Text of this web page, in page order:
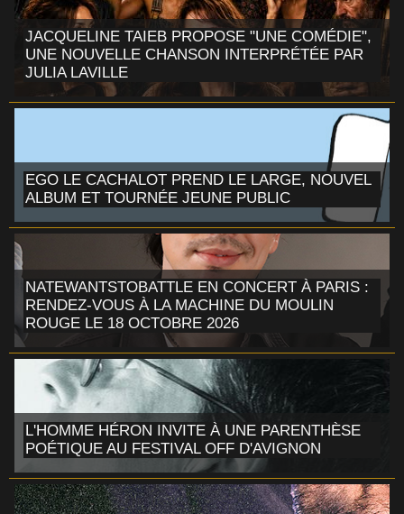
JACQUELINE TAIEB PROPOSE "UNE COMÉDIE",
UNE NOUVELLE CHANSON INTERPRÉTÉE PAR
JULIA LAVILLE
EGO LE CACHALOT PREND LE LARGE, NOUVEL
ALBUM ET TOURNÉE JEUNE PUBLIC
NATEWANTSTOBATTLE EN CONCERT À PARIS :
RENDEZ-VOUS À LA MACHINE DU MOULIN
ROUGE LE 18 OCTOBRE 2026
L'HOMME HÉRON INVITE À UNE PARENTHÈSE
POÉTIQUE AU FESTIVAL OFF D'AVIGNON